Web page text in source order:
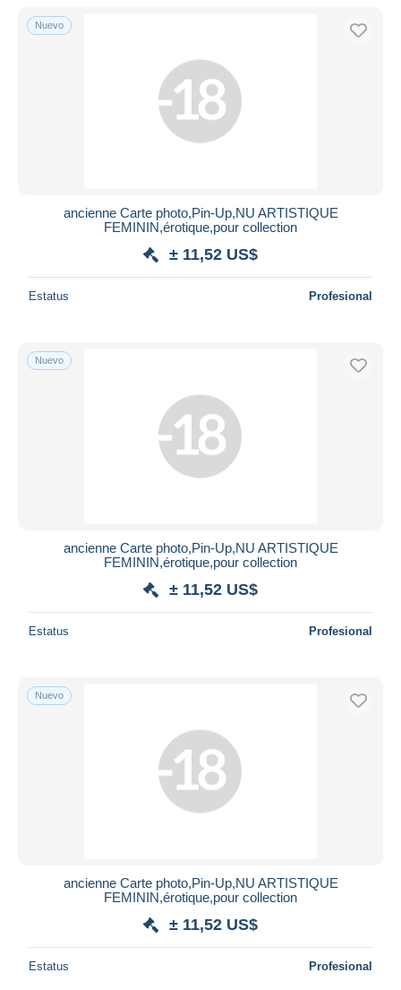
Sólo con descuento
Transferencia bancaria
iDeal
Maestro
Deseleccionar todo
Aplicar
Nuevo
ancienne Carte photo,Pin-Up,NU ARTISTIQUE
FEMININ,érotique,pour collection
± 11,52 US$
Estatus Profesional
Nuevo
ancienne Carte photo,Pin-Up,NU ARTISTIQUE
FEMININ,érotique,pour collection
± 11,52 US$
Estatus Profesional
Nuevo
ancienne Carte photo,Pin-Up,NU ARTISTIQUE
FEMININ,érotique,pour collection
± 11,52 US$
Estatus Profesional